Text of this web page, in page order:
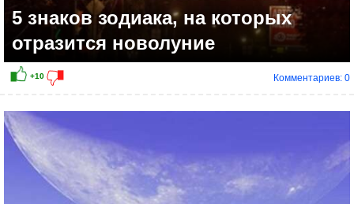
5 знаков зодиака, на которых
отразится новолуние
Комментариев: 0